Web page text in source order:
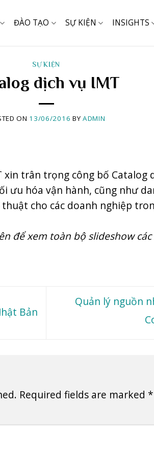
ĐÀO TẠO SỰ KIỆN INSIGHTS
SỰ KIỆN
dịch vụ IMT
ON 13/06/2016 BY ADMIN
trân trọng công bố Catalog
ưu hóa vận hành, cũng như
cho các doanh nghiệp
để xem toàn bộ slideshow các
Bản
Quản lý nguồn
Required fields are marked *